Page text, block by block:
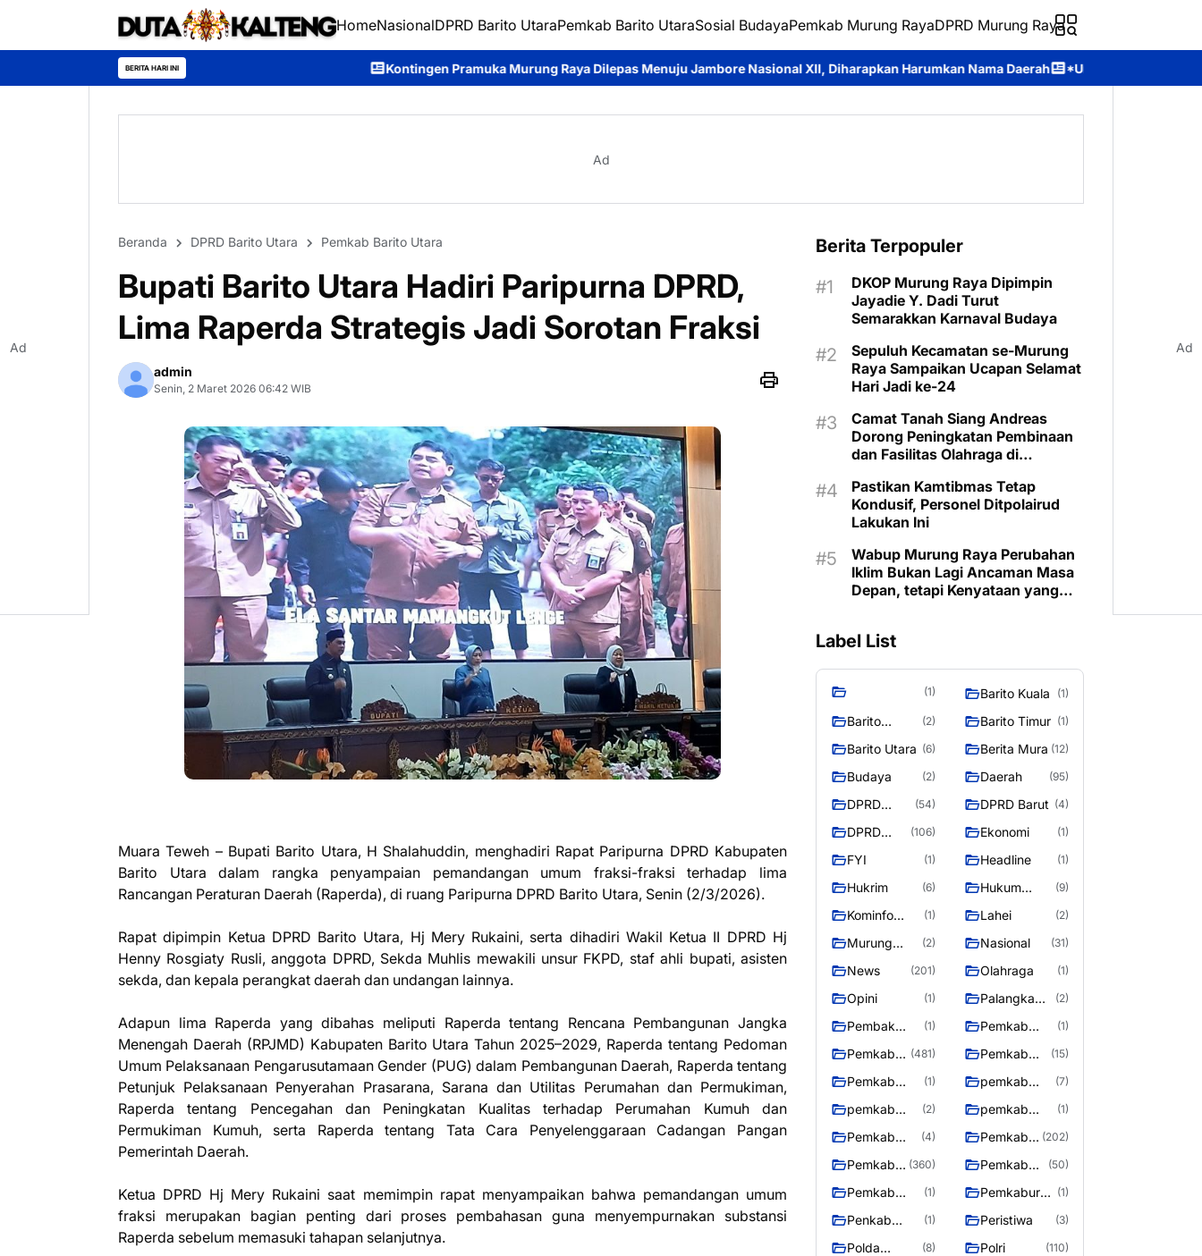
HomeNasionalDPRD Barito UtaraPemkab Barito UtaraSosial BudayaPemkab Murung RayaDPRD Murung Raya
BERITA HARI INI Kontingen Pramuka Murung Raya Dilepas Menuju Jambore Nasional XII, Diharapkan Harumkan Nama Daerah *Universitas Palangka Raya Perkuat SDM Polri
Ad
Beranda DPRD Barito Utara Pemkab Barito Utara
Bupati Barito Utara Hadiri Paripurna DPRD,
Lima Raperda Strategis Jadi Sorotan Fraksi
admin
Senin, 2 Maret 2026 06:42 WIB
Muara Teweh – Bupati Barito Utara, H Shalahuddin, menghadiri Rapat Paripurna DPRD Kabupaten
Barito Utara dalam rangka penyampaian pemandangan umum fraksi-fraksi terhadap lima
Rancangan Peraturan Daerah (Raperda), di ruang Paripurna DPRD Barito Utara, Senin (2/3/2026).
Rapat dipimpin Ketua DPRD Barito Utara, Hj Mery Rukaini, serta dihadiri Wakil Ketua II DPRD Hj
Henny Rosgiaty Rusli, anggota DPRD, Sekda Muhlis mewakili unsur FKPD, staf ahli bupati, asisten
sekda, dan kepala perangkat daerah dan undangan lainnya.
Adapun lima Raperda yang dibahas meliputi Raperda tentang Rencana Pembangunan Jangka
Menengah Daerah (RPJMD) Kabupaten Barito Utara Tahun 2025–2029, Raperda tentang Pedoman
Umum Pelaksanaan Pengarusutamaan Gender (PUG) dalam Pembangunan Daerah, Raperda tentang
Petunjuk Pelaksanaan Penyerahan Prasarana, Sarana dan Utilitas Perumahan dan Permukiman,
Raperda tentang Pencegahan dan Peningkatan Kualitas terhadap Perumahan Kumuh dan
Permukiman Kumuh, serta Raperda tentang Tata Cara Penyelenggaraan Cadangan Pangan
Pemerintah Daerah.
Ketua DPRD Hj Mery Rukaini saat memimpin rapat menyampaikan bahwa pemandangan umum
fraksi merupakan bagian penting dari proses pembahasan guna menyempurnakan substansi
Raperda sebelum memasuki tahapan selanjutnya.
Berita Terpopuler
DKOP Murung Raya Dipimpin
Jayadie Y. Dadi Turut
Semarakkan Karnaval Budaya
Sepuluh Kecamatan se-Murung
Raya Sampaikan Ucapan Selamat
Hari Jadi ke-24
Camat Tanah Siang Andreas
Dorong Peningkatan Pembinaan
dan Fasilitas Olahraga di
Pastikan Kamtibmas Tetap
Kondusif, Personel Ditpolairud
Lakukan Ini
Wabup Murung Raya Perubahan
Iklim Bukan Lagi Ancaman Masa
Depan, tetapi Kenyataan yang
Label List
(1) Barito Kuala (1)
Barito
(2) Barito Timur (1)
Barito Utara (6) Berita Mura (12)
Budaya (2) Daerah (95)
DPRD
Utara
(54) DPRD Barut (4)
DPRD
Raya
(106) Ekonomi (1)
FYI (1) Headline (1)
Hukrim (6)
Hukum
(9)
Kominfo
(1) Lahei (2)
Murung
(2) Nasional (31)
News (201) Olahraga (1)
Opini (1)
Palangka
(2)
Pembak
Murung raya
(1)
Pemkab
(1)
Pemkab
Utara
(481)
Pemkab
(15)
Pemkab
(1)
pemkab
(7)
pemkab
(2)
pemkab
Raya
(1)
Pemkab
murung raya
(4)
Pemkab
raya
(202)
Pemkab
Raya
(360)
Pemkab
Raya 4
(50)
Pemkab
(1)
Pemkaburun (1)
Penkab
(1) Peristiwa (3)
Polda
(8) Polri (110)
Ad Ad